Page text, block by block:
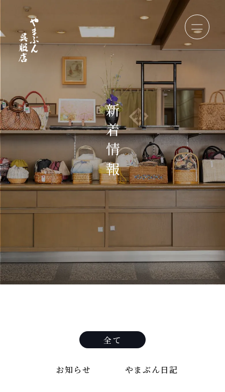
新
着
情
報
全て
お知らせ やまぶん日記